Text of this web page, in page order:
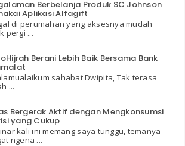
Berbelanja Produk SC Johnson
Aplikasi Alfagift
di perumahan yang aksesnya mudah
pergi ...
Berani Lebih Baik Bersama Bank
sahabat Dwipita, Tak terasa
...
Bergerak Aktif dengan Mengkonsumsi
yang Cukup
kali ini memang saya tunggu, temanya
ngena ...